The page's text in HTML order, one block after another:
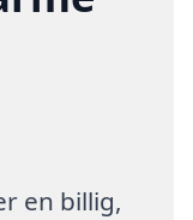
en billig,